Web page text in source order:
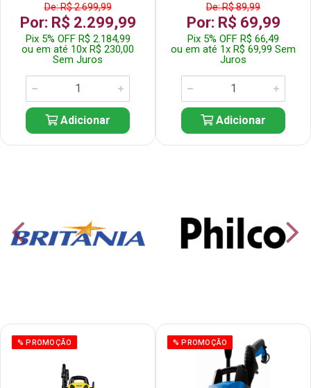
De: R$ 2.699,99
Por: R$ 2.299,99
Pix 5% OFF R$ 2.184,99
ou em até 10x R$ 230,00
Sem Juros
Adicionar
De: R$ 89,99
Por: R$ 69,99
Pix 5% OFF R$ 66,49
ou em até 1x R$ 69,99 Sem
Juros
Adicionar
% PROMOÇÃO % PROMOÇÃO